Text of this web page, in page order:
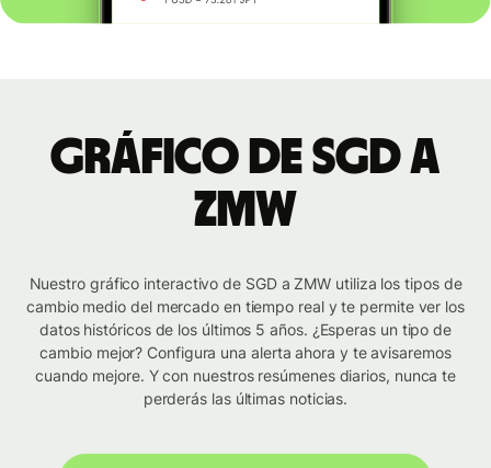
Gráfico de SGD a
ZMW
Nuestro gráfico interactivo de SGD a ZMW utiliza los tipos de
cambio medio del mercado en tiempo real y te permite ver los
datos históricos de los últimos 5 años. ¿Esperas un tipo de
cambio mejor? Configura una alerta ahora y te avisaremos
cuando mejore. Y con nuestros resúmenes diarios, nunca te
perderás las últimas noticias.